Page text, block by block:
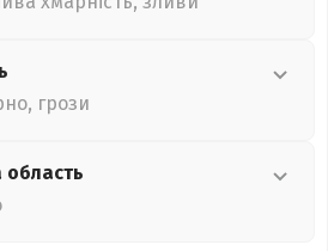
грози
область